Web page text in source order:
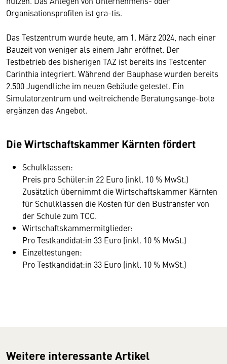
Organisationsprofilen ist gra-tis.
Das Testzentrum wurde heute, am 1. März 2024, nach einer
Bauzeit von weniger als einem Jahr eröffnet. Der
Testbetrieb des bisherigen TAZ ist bereits ins Testcenter
Carinthia integriert. Während der Bauphase wurden bereits
2.500 Jugendliche im neuen Gebäude getestet. Ein
Simulatorzentrum und weitreichende Beratungsange-bote
ergänzen das Angebot.
Die Wirtschaftskammer Kärnten fördert
Schulklassen:
Preis pro Schüler:in 22 Euro (inkl. 10 % MwSt.)
Zusätzlich übernimmt die Wirtschaftskammer Kärnten
für Schulklassen die Kosten für den Bustransfer von
der Schule zum TCC.
Wirtschaftskammermitglieder:
Pro Testkandidat:in 33 Euro (inkl. 10 % MwSt.)
Einzeltestungen:
Pro Testkandidat:in 33 Euro (inkl. 10 % MwSt.)
Weitere interessante Artikel